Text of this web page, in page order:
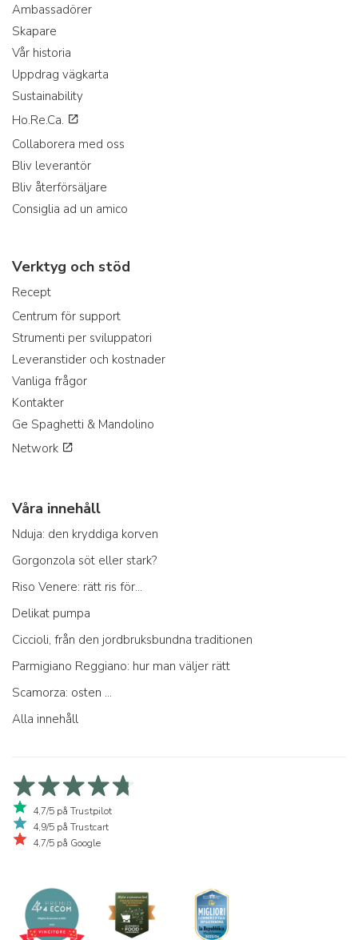
Ambassadörer
Skapare
Vår historia
Uppdrag vägkarta
Sustainability
Ho.Re.Ca.
Collaborera med oss
Bliv leverantör
Bliv återförsäljare
Consiglia ad un amico
Verktyg och stöd
Recept
Centrum för support
Strumenti per sviluppatori
Leveranstider och kostnader
Vanliga frågor
Kontakter
Ge Spaghetti & Mandolino
Network
Våra innehåll
Nduja: den kryddiga korven
Gorgonzola söt eller stark?
Riso Venere: rätt ris för...
Delikat pumpa
Ciccioli, från den jordbruksbundna traditionen
Parmigiano Reggiano: hur man väljer rätt
Scamorza: osten ...
Alla innehåll
4,7/5 på Trustpilot
4,9/5 på Trustcart
4,7/5 på Google